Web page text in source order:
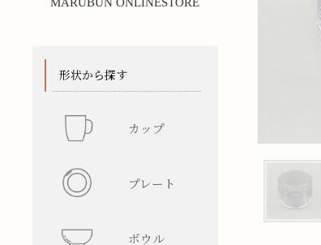
形状から探す
カップ
プレート 丸
ボウル